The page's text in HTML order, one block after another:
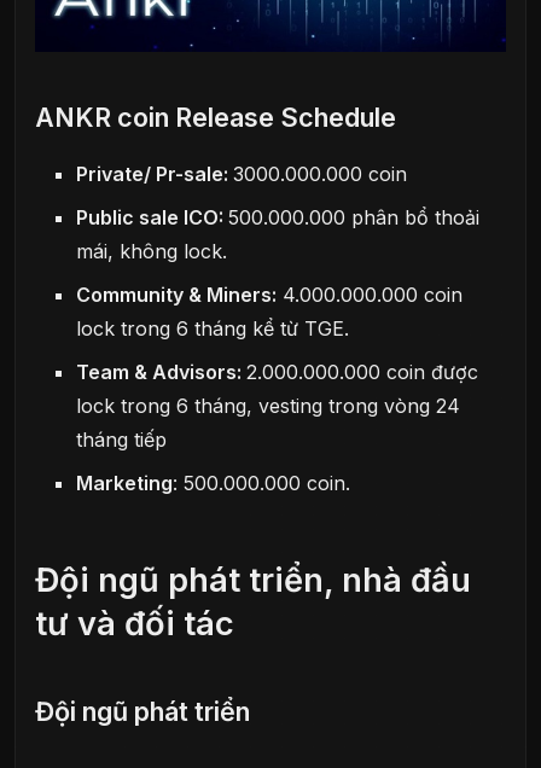
ANKR coin Release Schedule
Private/ Pr-sale:3000.000.000 coin
Public sale ICO:500.000.000 phân bổ thoải
mái, không lock.
Community & Miners: 4.000.000.000 coin
lock trong 6 tháng kể từ TGE.
Team & Advisors:2.000.000.000 coin được
lock trong 6 tháng, vesting trong vòng 24
tháng tiếp
Marketing: 500.000.000 coin.
Đội ngũ phát triển, nhà đầu
tư và đối tác
Đội ngũ phát triển